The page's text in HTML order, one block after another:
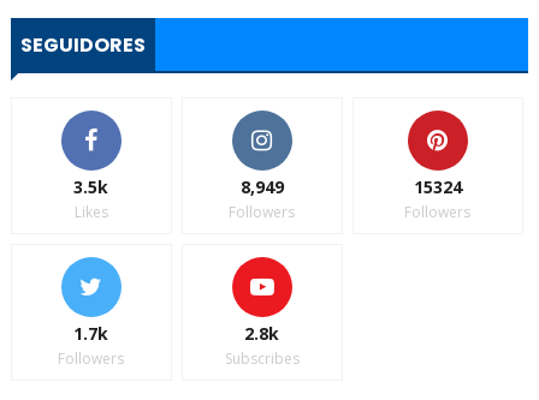
SEGUIDORES
3.5k
Likes
8,949
Followers
15324
Followers
1.7k
Followers
2.8k
Subscribes